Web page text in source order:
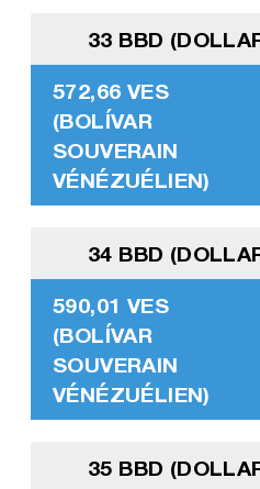
33 BBD
572,66 VES
(BOLÍVAR
SOUVERAIN
VÉNÉZUÉLIEN)
34 BBD
590,01 VES
(BOLÍVAR
SOUVERAIN
VÉNÉZUÉLIEN)
35 BBD